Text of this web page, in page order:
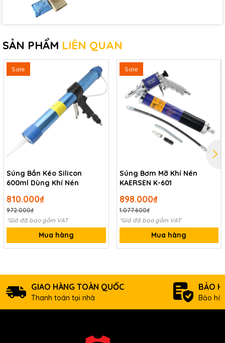
SẢN PHẨM LIÊN QUAN
Sale
Súng Bắn Kéo Silicon
600ml Dùng Khí Nén
810.000₫
972.000₫
*Giá đã bao gồm VAT
Mua hàng
Sale
Súng Bơm Mỡ Khí Nén
KAERSEN K-601
898.000₫
1.077.600₫
*Giá đã bao gồm VAT
Mua hàng
GIAO HÀNG TOÀN QUỐC
Thanh toán tại nhà
BẢO
Bảo